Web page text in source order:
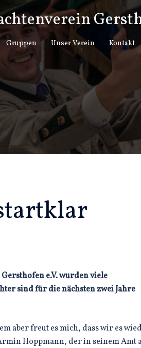
Gruppen Unser Verein Kontakt
e.V. wurden viele
sind für die nächsten zwei Jahre
aber freut es mich, dass wir es
Hoppmann, der in seinem Amt